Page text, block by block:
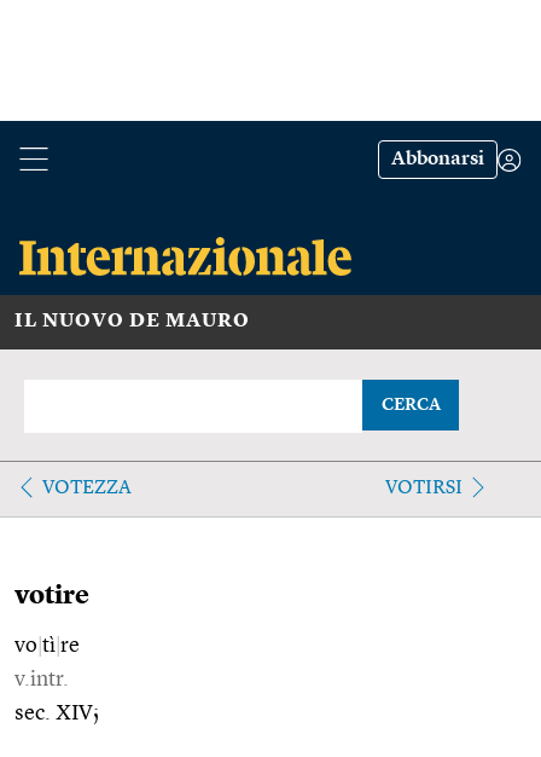
Abbonarsi
IL NUOVO DE MAURO
CERCA
VOTEZZA VOTIRSI
votire
vo tì re
v.intr.
sec. XIV;